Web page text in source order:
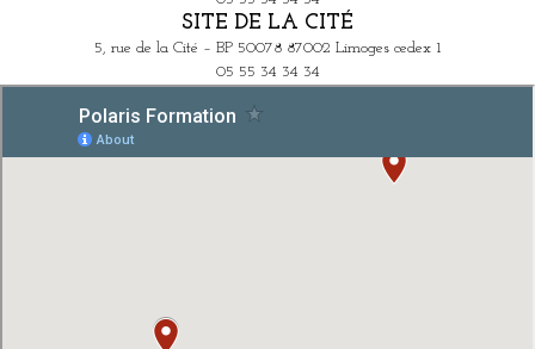
SITE DE LA CITÉ
5, rue de la Cité – BP 50078 87002 Limoges cedex 1
05 55 34 34 34